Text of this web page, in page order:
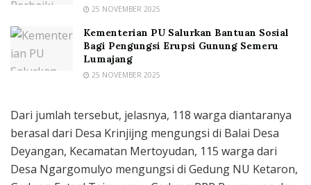
25 NOVEMBER 2025
Kementerian PU Salurkan Bantuan Sosial
Bagi Pengungsi Erupsi Gunung Semeru
Lumajang
25 NOVEMBER 2025
Dari jumlah tersebut, jelasnya, 118 warga diantaranya
berasal dari Desa Krinjijng mengungsi di Balai Desa
Deyangan, Kecamatan Mertoyudan, 115 warga dari
Desa Ngargomulyo mengungsi di Gedung NU Ketaron,